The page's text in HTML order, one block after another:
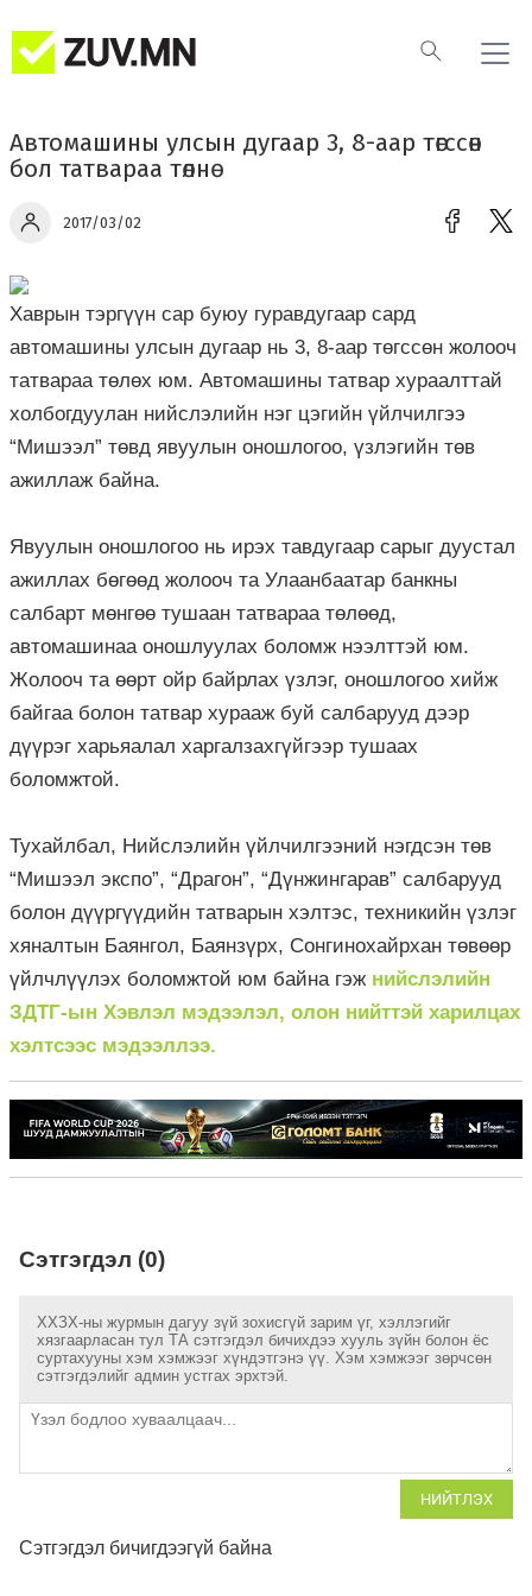
Автомашины улсын дугаар 3, 8-аар төгссөн
бол татвараа төлнө
2017/03/02
Хаврын тэргүүн сар буюу гуравдугаар сард
автомашины улсын дугаар нь 3, 8-аар төгссөн жолооч
татвараа төлөх юм. Автомашины татвар хураалттай
холбогдуулан нийслэлийн нэг цэгийн үйлчилгээ
“Мишээл” төвд явуулын оношлогоо, үзлэгийн төв
ажиллаж байна.
Явуулын оношлогоо нь ирэх тавдугаар сарыг дуустал
ажиллах бөгөөд жолооч та Улаанбаатар банкны
салбарт мөнгөө тушаан татвараа төлөөд,
автомашинаа оношлуулах боломж нээлттэй юм.
Жолооч та өөрт ойр байрлах үзлэг, оношлогоо хийж
байгаа болон татвар хурааж буй салбарууд дээр
дүүрэг харьяалал харгалзахгүйгээр тушаах
боломжтой.
Тухайлбал, Нийслэлийн үйлчилгээний нэгдсэн төв
“Мишээл экспо”, “Драгон”, “Дүнжингарав” салбарууд
болон дүүргүүдийн татварын хэлтэс, техникийн үзлэг
хяналтын Баянгол, Баянзүрх, Сонгинохайрхан төвөөр
үйлчлүүлэх боломжтой юм байна гэж нийслэлийн
ЗДТГ-ын Хэвлэл мэдээлэл, олон нийттэй харилцах
хэлтсээс мэдээллээ.
Сэтгэгдэл (0)
ХХЗХ-ны журмын дагуу зүй зохисгүй зарим үг, хэллэгийг
хязгаарласан тул ТА сэтгэгдэл бичихдээ хууль зүйн болон ёс
суртахууны хэм хэмжээг хүндэтгэнэ үү. Хэм хэмжээг зөрчсөн
сэтгэгдэлийг админ устгах эрхтэй.
НИЙТЛЭХ
Сэтгэгдэл бичигдээгүй байна